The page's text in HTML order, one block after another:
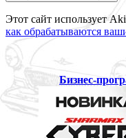
Этот сайт использует
как обрабатываются
Бизнес-